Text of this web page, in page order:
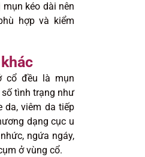
kéo dài nên
hợp và kiểm
cổ đều là mụn
tình trạng như
da, viêm da tiếp
dạng cục u
ngứa ngáy,
ở vùng cổ.